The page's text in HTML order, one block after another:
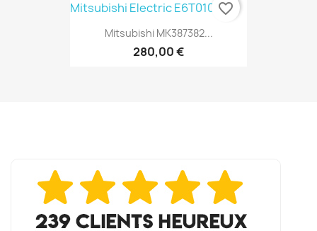
Mitsubishi MK387382...
280,00 €
favorite_border